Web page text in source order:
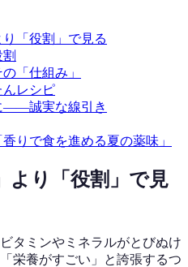
「役割」で見る
「仕組み」
んレシピ
——誠実な線引き
りで食を進める夏の薬味」
より「役割」で見
タミンやミネラルがとびぬけ
栄養がすごい」と誇張するつ